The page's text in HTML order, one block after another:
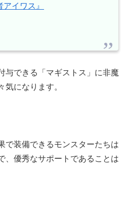
イワス』
与できる「マギストス」に非魔
気になります。
で装備できるモンスターたちは
、優秀なサポートであることは